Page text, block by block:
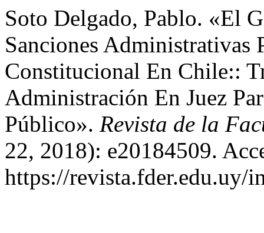
Soto Delgado, Pablo. «El
Sanciones Administrativas
Constitucional En Chile::
Administración En Juez
Público». Revista de la
22, 2018): e20184509.
https://revista.fder.edu.uy/